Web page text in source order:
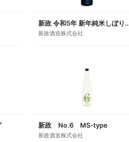
新政 令和5年 新年
新政酒造株式会社
新政 No.6 MS-type
新政酒造株式会社